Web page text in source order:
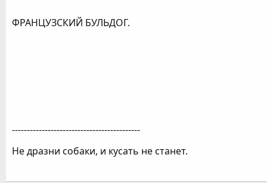
ФРАНЦУЗСКИЙ БУЛЬДОГ.
-------------------------------------------
Не дразни собаки, и кусать не станет.